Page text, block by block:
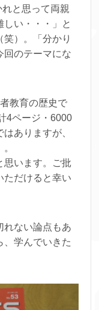
と思って両親
しい・・・」と
）。「分かり
回のテーマにな
教育の歴史で
4ページ・6000
ありますが、
思います。ご批
ただけると幸い
れない論点もあ
、学んでいきた